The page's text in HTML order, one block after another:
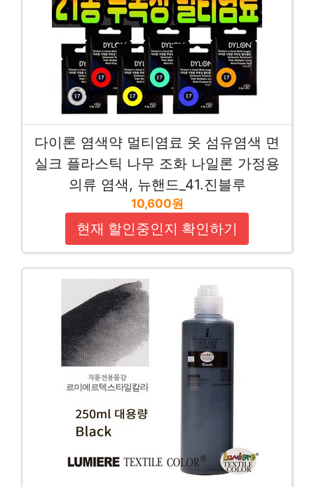
다이론 염색약 멀티염료 옷 섬유염색 면
실크 플라스틱 나무 조화 나일론 가정용
의류 염색, 뉴핸드_41.진블루
10,600원
현재 할인중인지 확인하기